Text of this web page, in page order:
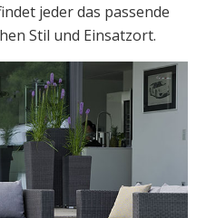
jeder das passende
Stil und Einsatzort.